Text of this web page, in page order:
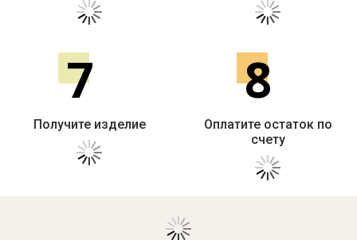
7
Получите изделие
8
Оплатите остаток по
счету